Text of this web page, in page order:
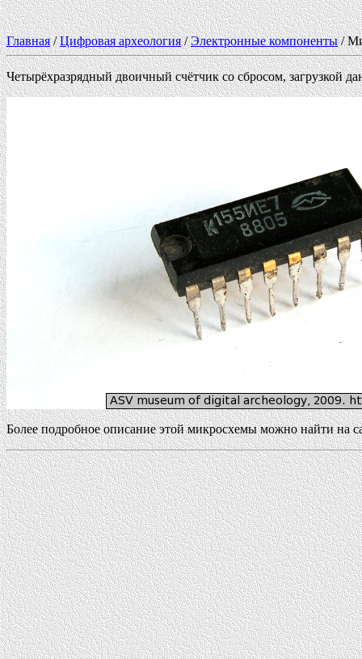
Главная/Цифровая археология/Электронные компоненты/
Четырёхразрядный двоичный счётчик со сбросом, загрузкой
Более подробное описание этой микросхемы можно найти на